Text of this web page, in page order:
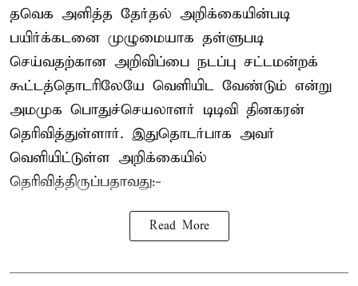
தவெக அளித்த தேர்தல் அறிக்கையின்படி
பயிர்க்கடனை முழுமையாக தள்ளுபடி
செய்வதற்கான அறிவிப்பை நடப்பு சட்டமன்றக்
கூட்டத்தொடரிலேயே வெளியிட வேண்டும் என்று
அமமுக பொதுச்செயலாளர் டிடிவி தினகரன்
தெரிவித்துள்ளார். இதுதொடர்பாக அவர்
வெளியிட்டுள்ள அறிக்கையில்
தெரிவித்திருப்பதாவது:-
Read More